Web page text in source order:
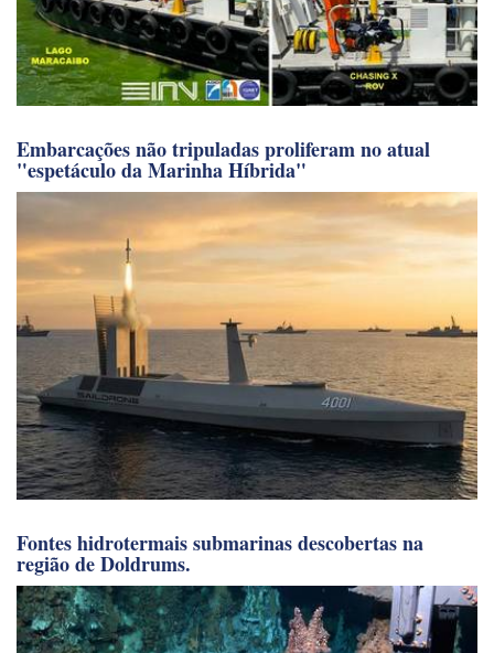
Embarcações não tripuladas proliferam no atual
"espetáculo da Marinha Híbrida"
Fontes hidrotermais submarinas descobertas na
região de Doldrums.